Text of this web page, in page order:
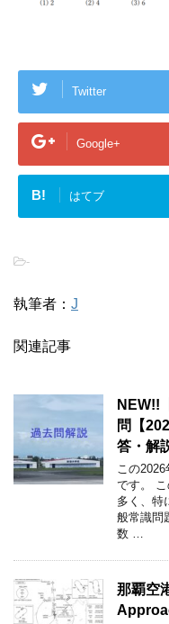
Twitter
Google+
B! はてブ
-
執筆者： J
関連記事
NEW!!
問【
答・解
この
です。
多く、特
般常識問
数 …
那覇空